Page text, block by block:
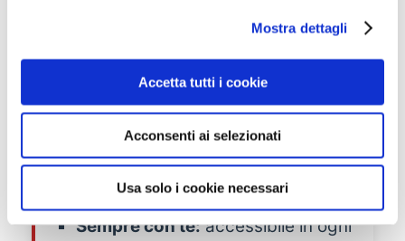
Mostra dettagli
Accetta tutti i cookie
Acconsenti ai selezionati
Usa solo i cookie necessari
Il Simulatore Quiz Concorsando è lo
strumento ideale per prepararti alla
prova preselettiva. In particolare è:
Multipiattaforma:utilizzabile via
web attraverso qualsiasi PC;
Sempre con te:accessibile in ogni